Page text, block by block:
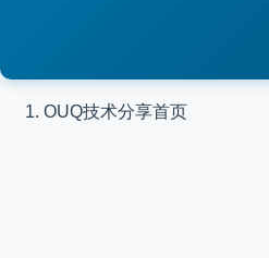
OUQ技术分享首页